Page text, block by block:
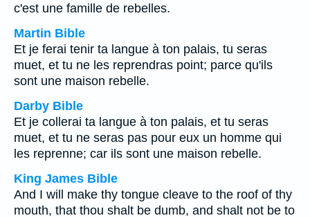
c'est une famille de rebelles.
Martin Bible
Et je ferai tenir ta langue à ton palais, tu seras
muet, et tu ne les reprendras point; parce qu'ils
sont une maison rebelle.
Darby Bible
Et je collerai ta langue à ton palais, et tu seras
muet, et tu ne seras pas pour eux un homme qui
les reprenne; car ils sont une maison rebelle.
King James Bible
And I will make thy tongue cleave to the roof of thy
mouth, that thou shalt be dumb, and shalt not be to